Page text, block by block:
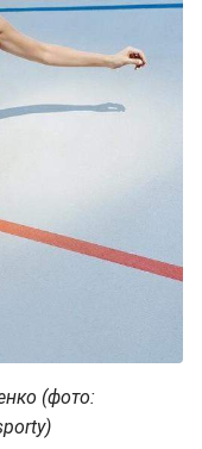
(фото: